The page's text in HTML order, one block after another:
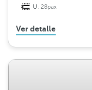
U:28pax
Ver detalle